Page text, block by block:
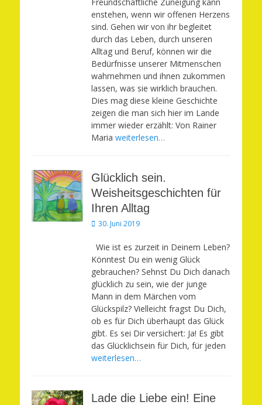
enstehen, wenn wir offenen Herzens
sind. Gehen wir von ihr begleitet
durch das Leben, durch unseren
Alltag und Beruf, können wir die
Bedürfnisse unserer Mitmenschen
wahrnehmen und ihnen zukommen
lassen, was sie wirklich brauchen.
Dies mag diese kleine Geschichte
zeigen die man sich hier im Lande
immer wieder erzählt: Von Rainer
Maria weiterlesen…
Glücklich sein.
Weisheitsgeschichten für
Ihren Alltag
Veröffentlicht
30. Juni 2019
Wie ist es zurzeit in Deinem Leben?
Könntest Du ein wenig Glück
gebrauchen? Sehnst Du Dich danach
glücklich zu sein, wie der junge
Mann in dem Märchen vom
Glückspilz? Vielleicht fragst Du Dich,
ob es für Dich überhaupt das Glück
gibt. Es sei Dir versichert: Ja! Es gibt
das Glücklichsein für Dich, für jeden
weiterlesen…
Lade die Liebe ein! Eine